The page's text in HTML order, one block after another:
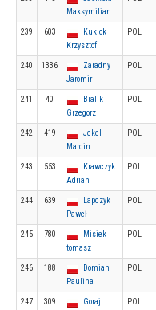
Maksymilian
239 603
Kuklok
Krzysztof
POL
240 1336
Zaradny
Jaromir
POL
241 40
Bialik
Grzegorz
POL
242 419
Jekel
Marcin
POL
243 553
Krawczyk
Adrian
POL
244 639
Lapczyk
Paweł
POL
245 780
Misiek
tomasz
POL
246 188
Domian
Paulina
POL
247 309
Goraj
POL